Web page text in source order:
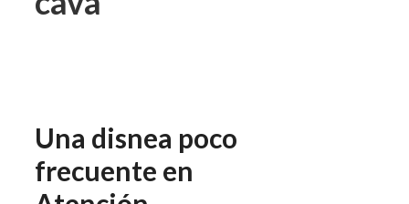
Una disnea poco
frecuente en